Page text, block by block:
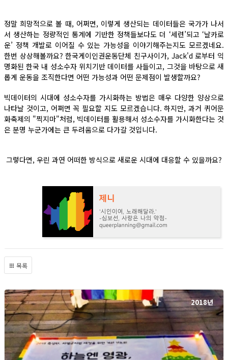
정말 희망적으로 볼 때, 어쩌면, 이렇게 생산되는 데이터들은 국가가 나서
서 생산하는 정량적인 통계에 기반한 정책들보다도 더 ‘세련’되고 ‘날카로
운’ 정책 개발로 이어질 수 있는 가능성을 이야기해주는지도 모르겠네요.
한번 상상해볼까요? 한국게이인권운동단체 친구사이가, Jack'd 로부터 익
명화된 한국 내 성소수자 위치기반 데이터를 사들이고, 그것을 바탕으로 새
롭게 운동을 조직한다면 어떤 가능성과 어떤 문제점이 발생할까요?
빅데이터의 시대에 성소수자를 가시화하는 방법은 매우 다양한 양상으로
나타날 것이고, 어쩌면 꼭 필요할 지도 모르겠습니다. 하지만, 과거 퀴어문
화축제의 "찍지마"처럼, 빅데이터를 활용해서 성소수자를 가시화한다는 것
은 분명 누군가에는 큰 두려움으로 다가갈 것입니다.
그렇다면, 우린 과연 어떠한 방식으로 새로운 시대에 대응할 수 있을까요?
목록
2018년